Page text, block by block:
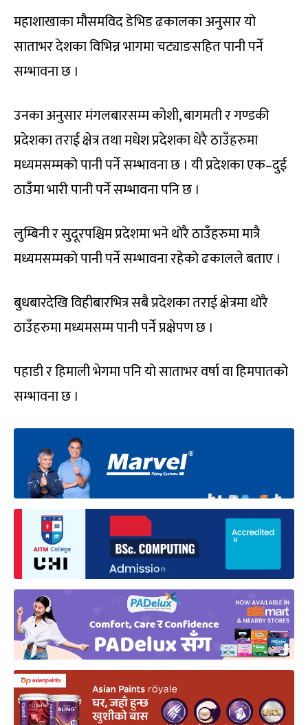
महाशाखाका मौसमविद डेभिड ढकालका अनुसार यो
साताभर देशका विभिन्न भागमा चट्याङसहित पानी पर्ने
सम्भावना छ ।
उनका अनुसार मंगलबारसम्म कोशी, बागमती र गण्डकी
प्रदेशका तराई क्षेत्र तथा मधेश प्रदेशका धेरै ठाउँहरुमा
मध्यमसम्मको पानी पर्ने सम्भावना छ । यी प्रदेशका एक–दुई
ठाउँमा भारी पानी पर्ने सम्भावना पनि छ ।
लुम्बिनी र सुदूरपश्चिम प्रदेशमा भने थोरै ठाउँहरुमा मात्रै
मध्यमसम्मको पानी पर्ने सम्भावना रहेको ढकालले बताए ।
बुधबारदेखि विहीबारभित्र सबै प्रदेशका तराई क्षेत्रमा थोरै
ठाउँहरुमा मध्यमसम्म पानी पर्ने प्रक्षेपण छ ।
पहाडी र हिमाली भेगमा पनि यो साताभर वर्षा वा हिमपातको
सम्भावना छ ।